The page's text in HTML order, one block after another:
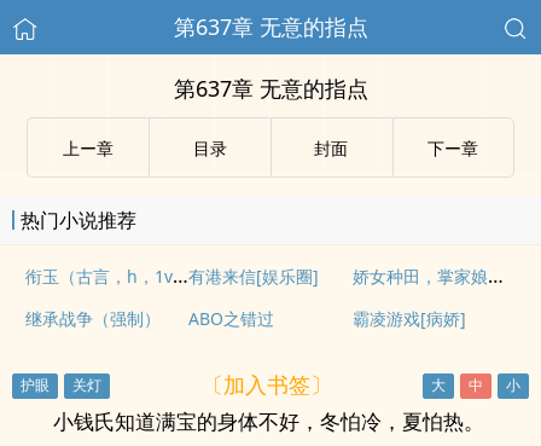
第637章 无意的指点
第637章 无意的指点
上ー章 目录 封面 下ー章
热门小说推荐
衔玉（古言，h，1v1）有港来信[娱乐圈] 娇女种田，掌家娘子俏夫郎
继承战争（强制） ABO之错过 霸凌游戏[病娇]
〔加入书签〕
小钱氏知道满宝的身体不好，冬怕冷，夏怕热。